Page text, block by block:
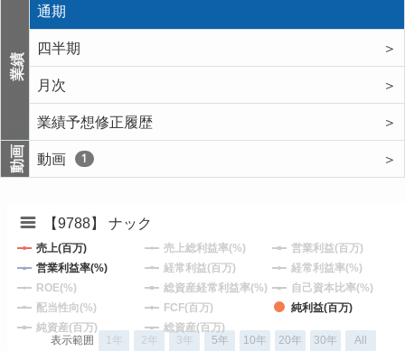
業績
通期
四半期
＞
月次
＞
業績予想修正履歴
＞
動画 動画 1 ＞
【9788】 ナック
表示範囲 1年 2年 3年 5年 10年 20年 30年 All
売上(百万) 売上総利益率(%)
営業利益(百万)
営業利益率(%)
経常利益(百万)
経常利益率(%)
ROE(%)
総資産経常利益率(%)
自己資本比率(%)
配当性向(%)
FCF(百万)
純利益(百万)
純資産(百万)
総資産(百万)